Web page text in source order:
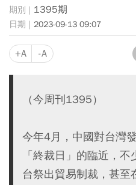
1395期
2023-09-13 09:07
+A -A
（今周刊1395）
今年4月，中國對台灣
「終裁日」的臨近，
台祭出貿易制裁，甚至